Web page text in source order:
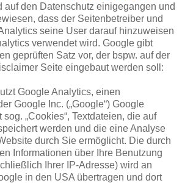
auf den Datenschutz einigegangen und
dass der Seitenbetreiber und
seine User darauf hinzuweisen
verwendet wird. Google gibt
geprüften Satz vor, der bspw. auf der
Seite eingebaut werden soll:
Google Analytics, einen
Google Inc. („Google“) Google
„Cookies“, Textdateien, die auf
werden und die eine Analyse
durch Sie ermöglicht. Die durch
Informationen über Ihre Benutzung
Ihrer IP-Adresse) wird an
in den USA übertragen und dort